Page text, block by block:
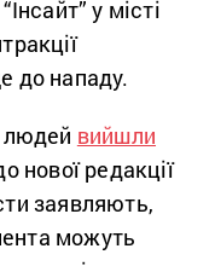
у місті
до нападу.
людей вийшли
нової редакції
заявляють,
можуть